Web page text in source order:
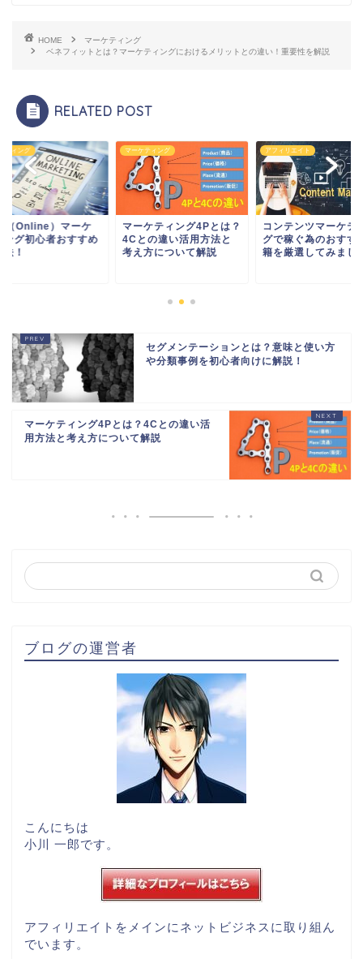
HOME
マーケティング
ベネフィットとは？マーケティングにおけるメリットとの違い！重要性を解説
RELATED POST
ティング
（Online）マーケ
ング初心者おすすめ
！
マーケティング
マーケティング4Pとは？
4Cとの違い活用方法と
考え方について解説
アフィリエイト
コンテンツマーケテ
グで稼ぐ為のおすす
籍を厳選してみまし
セグメンテーションとは？意味と使い方
や分類事例を初心者向けに解説！
マーケティング4Pとは？4Cとの違い活
用方法と考え方について解説
ブログの運営者
こんにちは
小川 一郎です。
アフィリエイトをメインにネットビジネスに取り組ん
でいます。